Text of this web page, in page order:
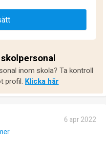
inom skola? Ta kontroll
profil. Klicka här
6 apr 2022